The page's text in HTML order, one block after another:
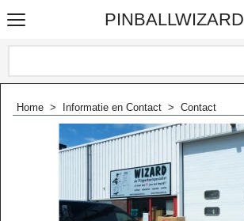
PINBALLWIZARD
Home > Informatie en Contact > Contact